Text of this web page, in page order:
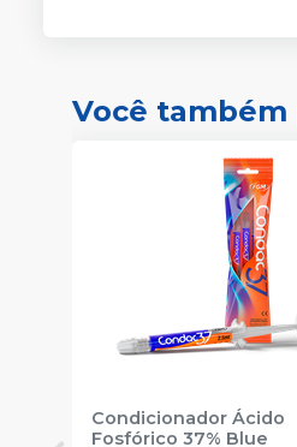
Você também
Condicionador Ácido
Fosfórico 37% Blue